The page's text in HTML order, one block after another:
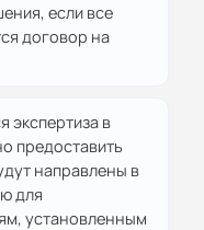
если все
договор на
экспертиза в
предоставить
направлены в
для
установленным